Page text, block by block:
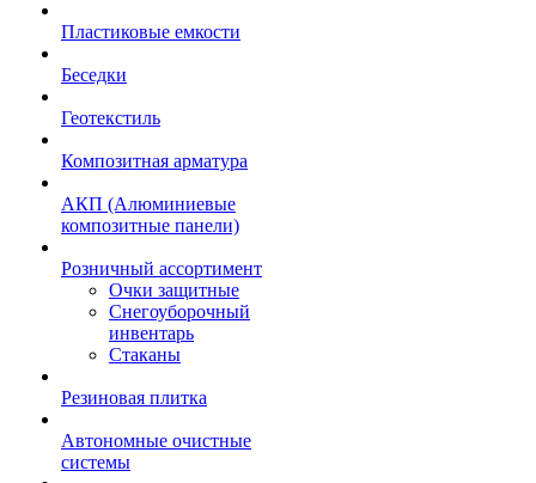
Пластиковые емкости
Беседки
Геотекстиль
Композитная арматура
АКП (Алюминиевые
композитные панели)
Розничный ассортимент
Очки защитные
Снегоуборочный
инвентарь
Стаканы
Резиновая плитка
Автономные очистные
системы